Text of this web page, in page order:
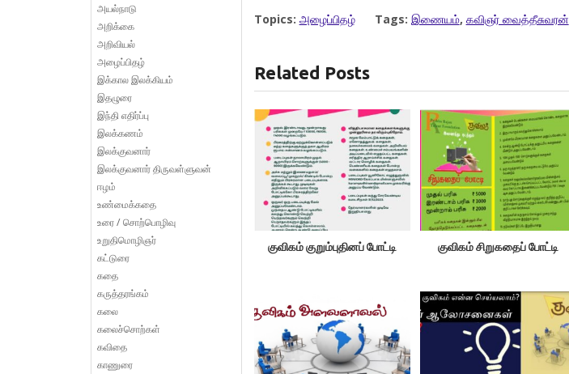
Topics: அழைப்பிதழ் Tags: இணையம், கவிஞர் வைத்தீசுவரன்
Related Posts
குவிகம் குறும்புதினப் போட்டி குவிகம் சிறுகதைப் போட்டி
அயல்நாடு
அறிக்கை
அறிவியல்
அழைப்பிதழ்
இக்கால இலக்கியம்
இதழுரை
இந்தி எதிர்ப்பு
இலக்கணம்
இலக்குவனார்
இலக்குவனார் திருவள்ளுவன்
ஈழம்
உண்மைக்கதை
உரை / சொற்பொழிவு
உறுதிமொழிஞர்
கட்டுரை
கதை
கருத்தரங்கம்
கலை
கலைச்சொற்கள்
கவிதை
காணுரை